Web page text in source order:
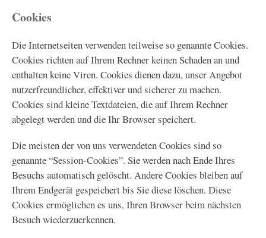
Cookies
Die Internetseiten verwenden teilweise so genannte Cookies.
Cookies richten auf Ihrem Rechner keinen Schaden an und
enthalten keine Viren. Cookies dienen dazu, unser Angebot
nutzerfreundlicher, effektiver und sicherer zu machen.
Cookies sind kleine Textdateien, die auf Ihrem Rechner
abgelegt werden und die Ihr Browser speichert.
Die meisten der von uns verwendeten Cookies sind so
genannte “Session-Cookies”. Sie werden nach Ende Ihres
Besuchs automatisch gelöscht. Andere Cookies bleiben auf
Ihrem Endgerät gespeichert bis Sie diese löschen. Diese
Cookies ermöglichen es uns, Ihren Browser beim nächsten
Besuch wiederzuerkennen.